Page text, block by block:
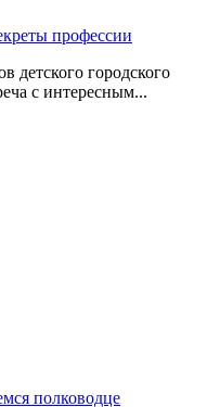
профессии
детского городского
с интересным...
полководце